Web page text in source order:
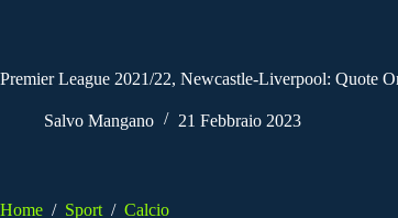
Premier League 2021/22, Newcastle-Liverpool: Quote
Salvo Mangano 21 Febbraio 2023
Home / Sport / Calcio